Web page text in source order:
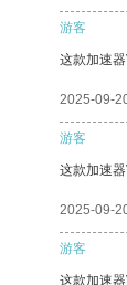
游客
这款加速
2025-09-
游客
这款加速
2025-09-
游客
这款加速